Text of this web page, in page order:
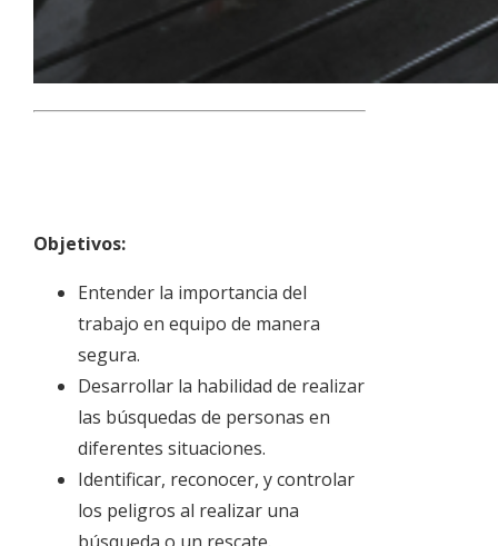
Objetivos:
Entender la importancia del
trabajo en equipo de manera
segura.
Desarrollar la habilidad de realizar
las búsquedas de personas en
diferentes situaciones.
Identificar, reconocer, y controlar
los peligros al realizar una